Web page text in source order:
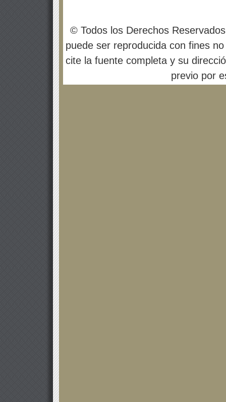
© Todos los Derechos
puede ser reproducida con fines
cite la fuente completa y su
previo por